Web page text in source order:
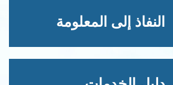
النفاذ إلى المعلومة